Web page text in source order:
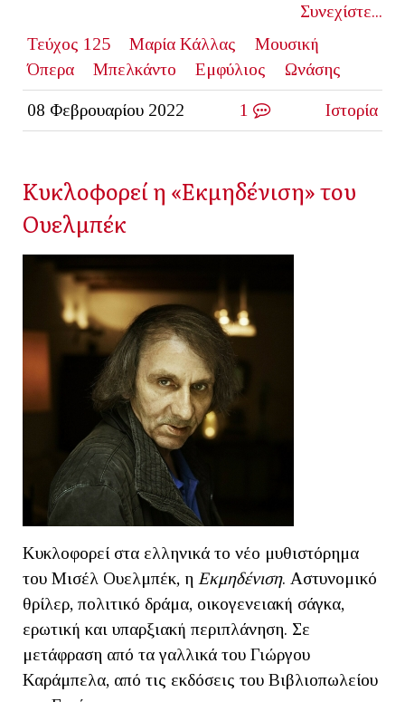
Συνεχίστε...
Τεύχος 125
Μαρία Κάλλας
Μουσική
Όπερα
Μπελκάντο Εμφύλιος Ωνάσης
08 Φεβρουαρίου 2022 1 Ιστορία
Κυκλοφορεί η «Εκμηδένιση» του
Ουελμπέκ
Κυκλοφορεί στα ελληνικά το νέο μυθιστόρημα
του Μισέλ Ουελμπέκ, η Εκμηδένιση. Αστυνομικό
θρίλερ, πολιτικό δράμα, οικογενειακή σάγκα,
ερωτική και υπαρξιακή περιπλάνηση. Σε
μετάφραση από τα γαλλικά του Γιώργου
Καράμπελα, από τις εκδόσεις του Βιβλιοπωλείου